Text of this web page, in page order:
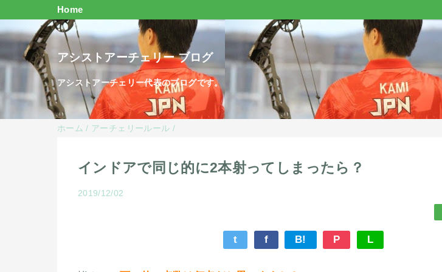
Home
アシストアーチェリー ブログ
アシストアーチェリー代表のブログです。
ホーム / アーチェリールール /
インドアで同じ的に2本射ってしまったら？
2019/12/02
t f B! P L